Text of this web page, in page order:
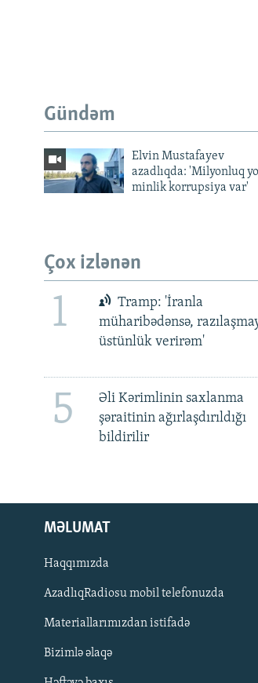
Gündəm
Elvin Mustafayev
azadlıqda: 'Milyonluq
minlik korrupsiya var'
Çox izlənən
1
Tramp: 'İranla
müharibədənsə,
üstünlük verirəm'
5
Əli Kərimlinin saxlanma
şəraitinin ağırlaşdırıldığı
bildirilir
MƏLUMAT
Haqqımızda
AzadlıqRadiosu mobil telefonuzda
Materiallarımızdan istifadə
Bizimlə əlaqə